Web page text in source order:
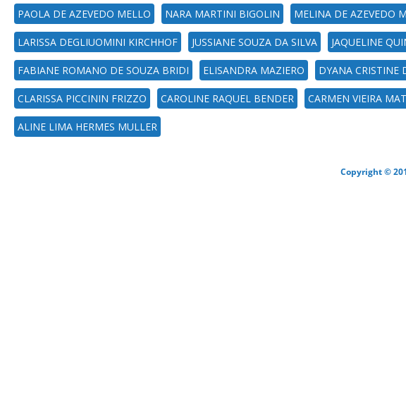
PAOLA DE AZEVEDO MELLO NARA MARTINI BIGOLIN MELINA DE AZEVEDO
LARISSA DEGLIUOMINI KIRCHHOF JUSSIANE SOUZA DA SILVA JAQUELINE
FABIANE ROMANO DE SOUZA BRIDI ELISANDRA MAZIERO DYANA CRISTINE
CLARISSA PICCININ FRIZZO CAROLINE RAQUEL BENDER CARMEN VIEIRA
ALINE LIMA HERMES MULLER
Copyright ©